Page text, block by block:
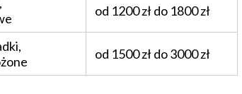
od 1200 zł do 1800 zł
od 1500 zł do 3000 zł